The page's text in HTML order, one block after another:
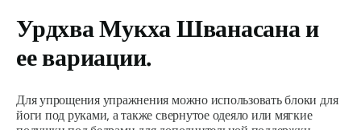
Урдхва Мукха Шванасанаи
ее вариации.
Для упрощения упражнения можно использовать блоки для
йоги под руками, а также свернутое одеяло или мягкие